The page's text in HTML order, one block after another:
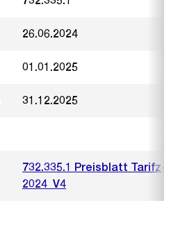
26.06.2024
01.01.2025
31.12.2025
732.335.1 Preisblatt
2024_V4